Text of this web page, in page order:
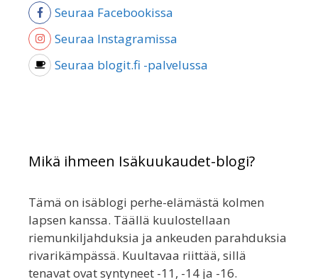
Seuraa Facebookissa
Seuraa Instagramissa
Seuraa blogit.fi -palvelussa
Mikä ihmeen Isäkuukaudet-blogi?
Tämä on isäblogi perhe-elämästä kolmen
lapsen kanssa. Täällä kuulostellaan
riemunkiljahduksia ja ankeuden parahduksia
rivarikämpässä. Kuultavaa riittää, sillä
tenavat ovat syntyneet -11, -14 ja -16.